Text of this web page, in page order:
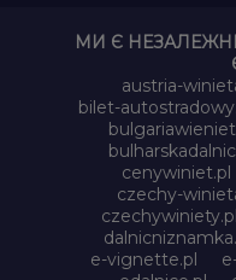
МИ Є
austria-
bilet-
cenywiniet.pl
czechy-
czechywiniety.pl
e-vignette.pl